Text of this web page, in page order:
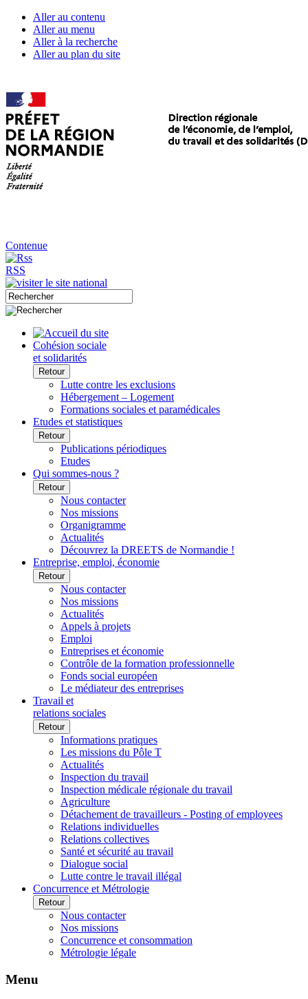
Aller au contenu
Aller au menu
Aller à la recherche
Aller au plan du site
Contenue
RSS
Cohésion sociale
et solidarités
Retour
Lutte contre les exclusions
Hébergement – Logement
Formations sociales et paramédicales
Etudes et statistiques
Retour
Publications périodiques
Etudes
Qui sommes-nous ?
Retour
Nous contacter
Nos missions
Organigramme
Actualités
Découvrez la DREETS de Normandie !
Entreprise, emploi, économie
Retour
Nous contacter
Nos missions
Actualités
Appels à projets
Emploi
Entreprises et économie
Contrôle de la formation professionnelle
Fonds social européen
Le médiateur des entreprises
Travail et
relations sociales
Retour
Informations pratiques
Les missions du Pôle T
Actualités
Inspection du travail
Inspection médicale régionale du travail
Agriculture
Détachement de travailleurs - Posting of employees
Relations individuelles
Relations collectives
Santé et sécurité au travail
Dialogue social
Lutte contre le travail illégal
Concurrence et Métrologie
Retour
Nous contacter
Nos missions
Concurrence et consommation
Métrologie légale
Menu